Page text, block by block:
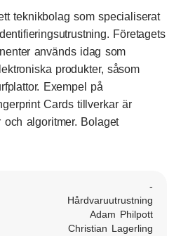
teknikbolag som specialiserat
Företagets
används idag som
produkter, såsom
Exempel på
Cards tillverkar är
och algoritmer. Bolaget
-
Hårdvaruutrustning
Adam Philpott
Christian Lagerling